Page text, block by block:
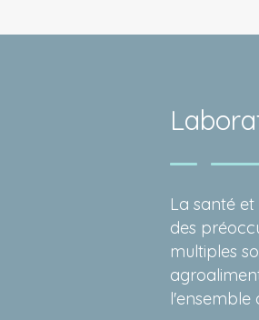
La santé
des
multiples
l'ensemble